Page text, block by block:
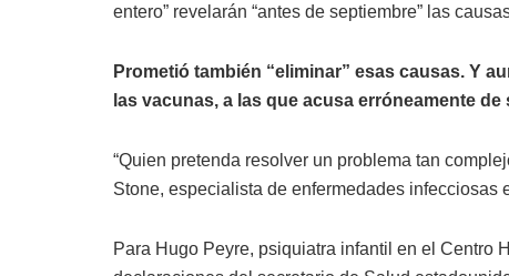
entero” revelarán “antes de septiembre” las
Prometió también “eliminar” esas causas. Y
las vacunas, a las que acusa erróneamente
“Quien pretenda resolver un problema tan
Stone, especialista de enfermedades
Para Hugo Peyre, psiquiatra infantil en el Centro